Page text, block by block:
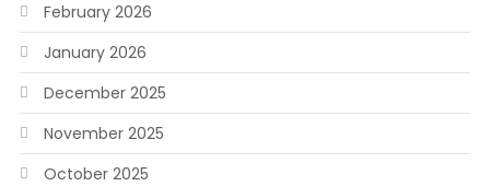
February 2026
January 2026
December 2025
November 2025
October 2025